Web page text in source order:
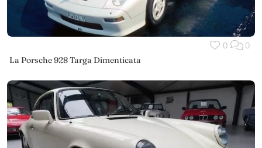
0 0
La Porsche 928 Targa Dimenticata